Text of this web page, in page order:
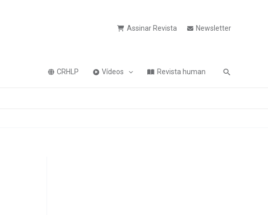
Assinar Revista Newsletter
CRHLP Vídeos Revista human Pesquisa